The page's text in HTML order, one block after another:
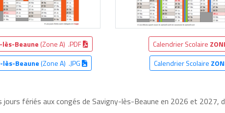
lès-Beaune (Zone A) .PDF
lès-Beaune(Zone A) .JPG
Calendrier Scolaire
Calendrier Scolaire
jours fériés aux congés de Savigny-lès-Beaune en 2026 et 2027,